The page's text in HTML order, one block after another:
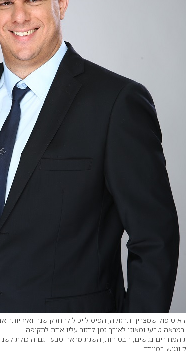
טיפול שמצריך תחזוקה, הפיסול יכול להחזיק שנה ואף
במראה טבעי ומאוזן לאורך זמן לחזור עליו אחת לתקופה.
המחירים נגישים, הבטיחות, השגת מראה טבעי וגם היכולת
במיוחד.